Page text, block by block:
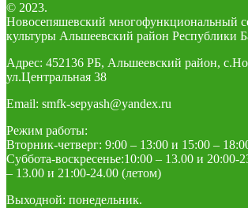
© 2023.
Новосепяшевский многофункциональный
культуры Альшеевский район Республики
Адрес: 452136 РБ, Альшеевский район,
ул.Центральная 38
Email: smfk-sepyash@yandex.ru
Режим работы:
Вторник-четверг: 9:00 – 13:00 и 15:00 –
Суббота-воскресенье:10:00 – 13.00 и 20:00-
– 13.00 и 21:00-24.00 (летом)
Выходной: понедельник.